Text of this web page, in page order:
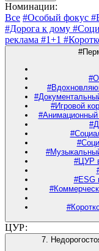
Номинации:
Все #Особый фокус
#Дорога к дому
реклама #1+1
#Игровой
#ЦУР
#ESG
ЦУР:
7.